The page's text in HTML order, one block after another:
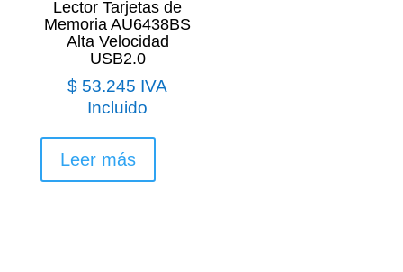
Lector Tarjetas de
Memoria AU6438BS
Alta Velocidad
USB2.0
$ 53.245 IVA
Incluido
Leer más